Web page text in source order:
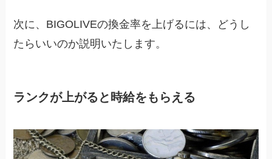
次に、BIGOLIVEの換金率を上げるには、どうし
たらいいのか説明いたします。
ランクが上がると時給をもらえる